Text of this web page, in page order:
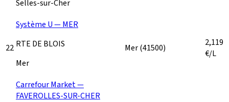
Selles-sur-Cher
22
Système U — MER
RTE DE BLOIS
Mer
Mer(41500)
2,119
€/L
Carrefour Market —
FAVEROLLES-SUR-CHER